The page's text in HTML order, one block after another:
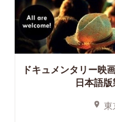
ドキュメンタリー映
日本語
東